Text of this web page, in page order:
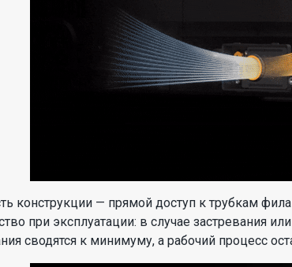
конструкции — прямой доступ к трубкам
при эксплуатации: в случае застревания
сводятся к минимуму, а рабочий процесс